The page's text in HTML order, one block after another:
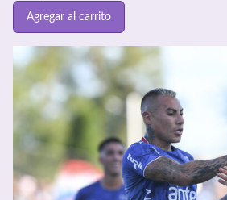
Agregar al carrito